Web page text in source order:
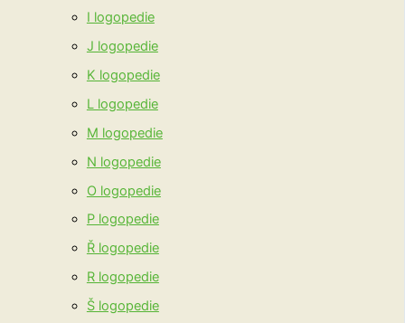
I logopedie
J logopedie
K logopedie
L logopedie
M logopedie
N logopedie
O logopedie
P logopedie
Ř logopedie
R logopedie
Š logopedie